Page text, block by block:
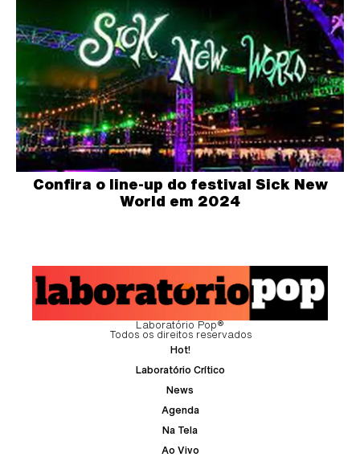
Confira o line-up do festival Sick New
World em 2024
Laboratório Pop®
Todos os direitos reservados
Hot!
Laboratório Crítico
News
Agenda
Na Tela
Ao Vivo